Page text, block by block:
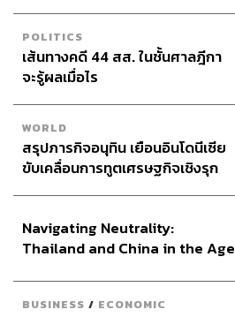
POLITICS
เส้นทางคดี 44 สส. ในชั้นศาลฎีกา
จะรู้ผลเมื่อไร
WORLD
สรุปภารกิจอนุทิน เยือนอินโดนีเซีย
ขับเคลื่อนการทูตเศรษฐกิจเชิงรุก
Navigating Neutrality:
Thailand and China in the Age
BUSINESS / ECONOMIC